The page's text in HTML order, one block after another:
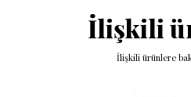
İlişkili
İlişkili ürünlere